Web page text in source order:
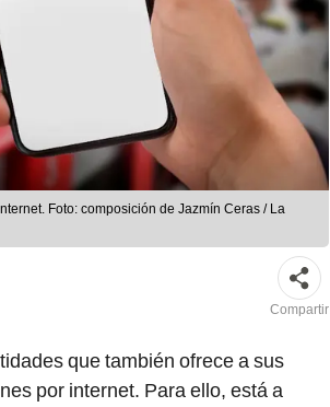
Foto: composición de Jazmín Ceras / La
Compartir
que también ofrece a sus
por internet. Para ello, está a